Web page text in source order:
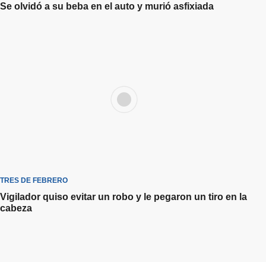
Se olvidó a su beba en el auto y murió asfixiada
TRES DE FEBRERO
Vigilador quiso evitar un robo y le pegaron un tiro en la
cabeza